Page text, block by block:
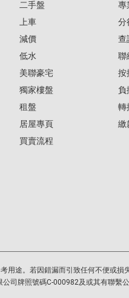
二手盤
上車
減價
低水
美聯豪宅
獨家樓盤
租盤
居屋專頁
買賣流程
專
分
查
聯
按
負
轉
繳
用途。若因錯漏而引致任何不便或損
公司牌照號碼C-000982及或其有聯繫